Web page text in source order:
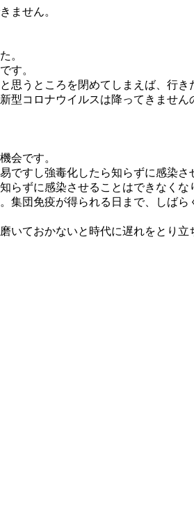
ません。
。
す。
うところを閉めてしまえば、行き
コロナウイルスは降ってきませ
会です。
すし強毒化したら知らずに感染さ
らずに感染させることはできなくな
団免疫が得られる日まで、しば
ておかないと時代に遅れをとり